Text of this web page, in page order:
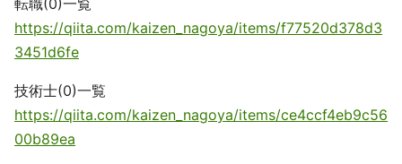
https://qiita.com/kaizen_nagoya/items/f77520d378d3
3451d6fe
技術士(0)一覧
https://qiita.com/kaizen_nagoya/items/ce4ccf4eb9c56
00b89ea